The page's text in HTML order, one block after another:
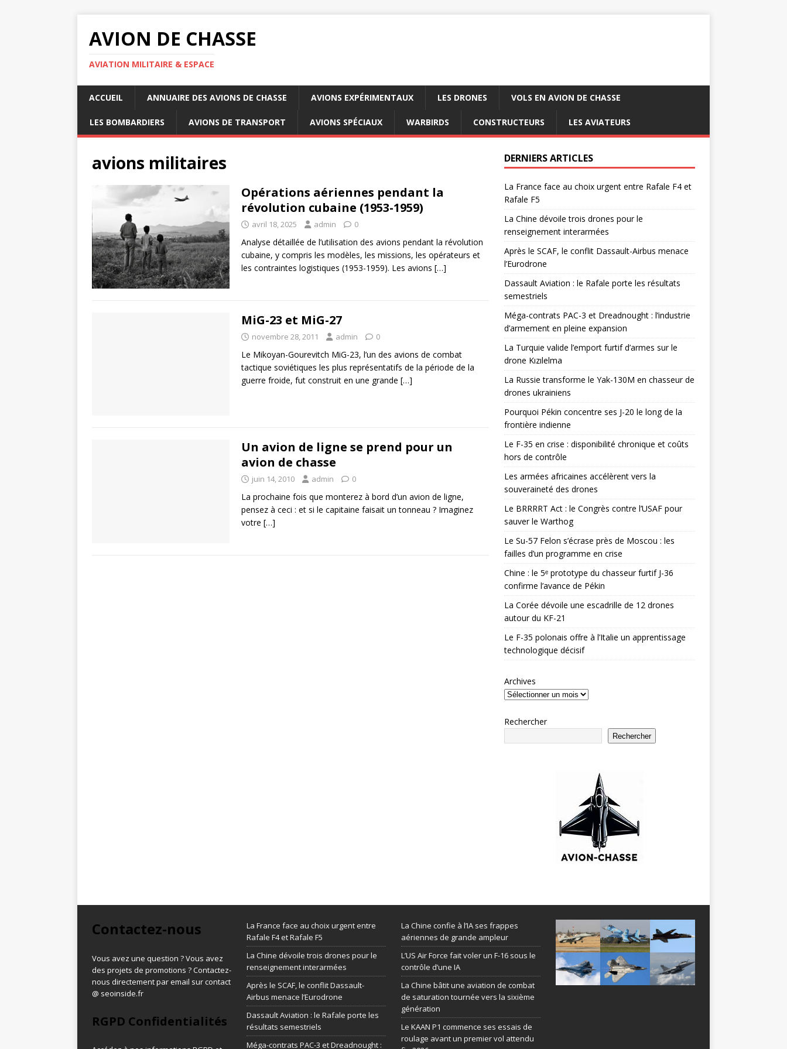
AVION DE CHASSE
AVIATION MILITAIRE & ESPACE
ACCUEIL ANNUAIRE DES AVIONS DE CHASSE AVIONS EXPÉRIMENTAUX LES DRONES VOLS EN AVION DE CHASSE
LES BOMBARDIERS AVIONS DE TRANSPORT AVIONS SPÉCIAUX WARBIRDS CONSTRUCTEURS LES AVIATEURS
avions militaires
Opérations aériennes pendant la
révolution cubaine (1953-1959)
avril 18, 2025 admin 0
Analyse détaillée de l’utilisation des avions pendant la révolution
cubaine, y compris les modèles, les missions, les opérateurs et
les contraintes logistiques (1953-1959). Les avions […]
MiG-23 et MiG-27
novembre 28, 2011 admin 0
Le Mikoyan-Gourevitch MiG-23, l’un des avions de combat
tactique soviétiques les plus représentatifs de la période de la
guerre froide, fut construit en une grande […]
Un avion de ligne se prend pour un
avion de chasse
juin 14, 2010 admin 0
La prochaine fois que monterez à bord d’un avion de ligne,
pensez à ceci : et si le capitaine faisait un tonneau ? Imaginez
votre […]
DERNIERS ARTICLES
La France face au choix urgent entre Rafale F4 et
Rafale F5
La Chine dévoile trois drones pour le
renseignement interarmées
Après le SCAF, le conflit Dassault-Airbus menace
l’Eurodrone
Dassault Aviation : le Rafale porte les résultats
semestriels
Méga-contrats PAC-3 et Dreadnought : l’industrie
d’armement en pleine expansion
La Turquie valide l’emport furtif d’armes sur le
drone Kızılelma
La Russie transforme le Yak-130M en chasseur de
drones ukrainiens
Pourquoi Pékin concentre ses J-20 le long de la
frontière indienne
Le F-35 en crise : disponibilité chronique et coûts
hors de contrôle
Les armées africaines accélèrent vers la
souveraineté des drones
Le BRRRRT Act : le Congrès contre l’USAF pour
sauver le Warthog
Le Su-57 Felon s’écrase près de Moscou : les
failles d’un programme en crise
Chine : le 5ᵉ prototype du chasseur furtif J-36
confirme l’avance de Pékin
La Corée dévoile une escadrille de 12 drones
autour du KF-21
Le F-35 polonais offre à l’Italie un apprentissage
technologique décisif
Archives
Rechercher
Rechercher
Contactez-nous
Vous avez une question ? Vous avez
des projets de promotions ? Contactez-
nous directement par email sur contact
@ seoinside.fr
RGPD Confidentialités
La France face au choix urgent entre
Rafale F4 et Rafale F5
La Chine dévoile trois drones pour le
renseignement interarmées
Après le SCAF, le conflit Dassault-
Airbus menace l’Eurodrone
Dassault Aviation : le Rafale porte les
résultats semestriels
Méga-contrats PAC-3 et Dreadnought :
La Chine confie à l’IA ses frappes
aériennes de grande ampleur
L’US Air Force fait voler un F-16 sous le
contrôle d’une IA
La Chine bâtit une aviation de combat
de saturation tournée vers la sixième
génération
Le KAAN P1 commence ses essais de
roulage avant un premier vol attendu